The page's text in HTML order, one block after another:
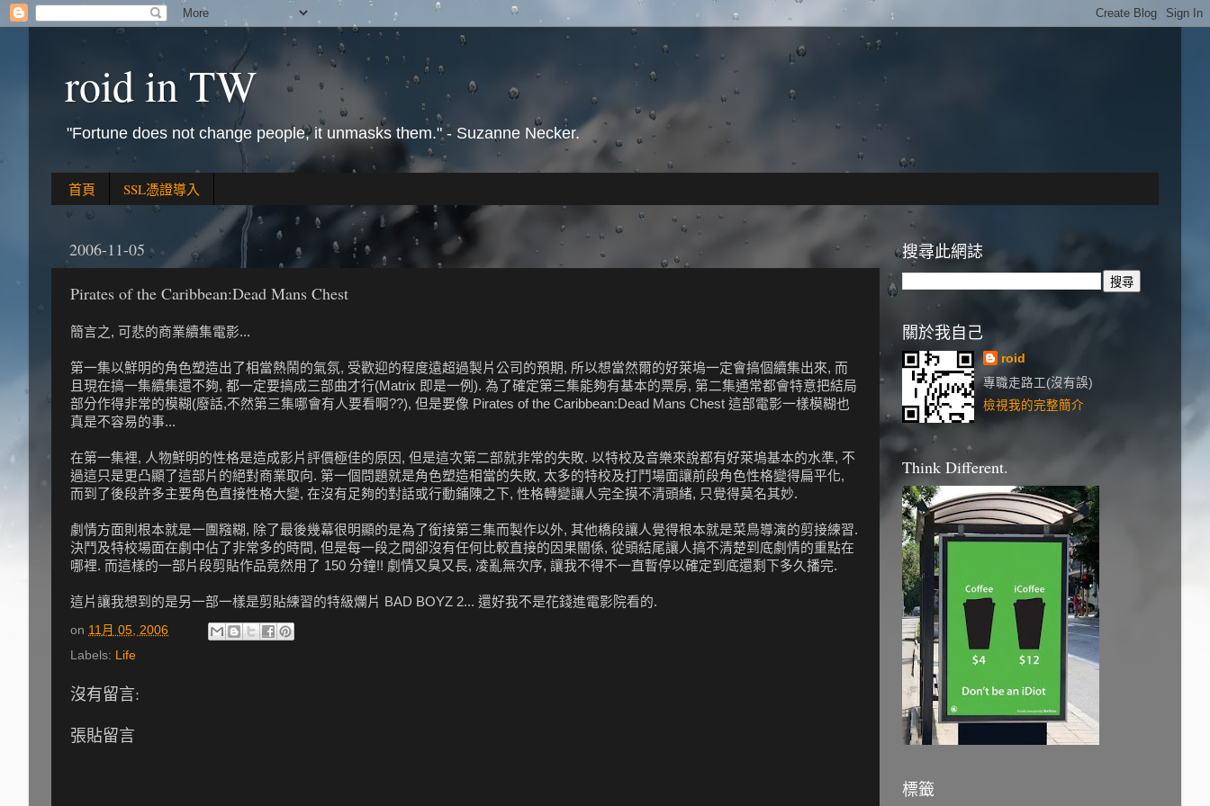
roid in TW
"Fortune does not change people, it unmasks them." - Suzanne Necker.
首頁 SSL憑證導入
2006-11-05
Pirates of the Caribbean:Dead Mans Chest
簡言之, 可悲的商業續集電影...
第一集以鮮明的角色塑造出了相當熱鬧的氣氛, 受歡迎的程度遠超過製片公司的預期, 所以想當然爾的好萊塢一定會搞個續集出來, 而
且現在搞一集續集還不夠, 都一定要搞成三部曲才行(Matrix 即是一例). 為了確定第三集能夠有基本的票房, 第二集通常都會特意把結局
部分作得非常的模糊(廢話,不然第三集哪會有人要看啊??), 但是要像 Pirates of the Caribbean:Dead Mans Chest 這部電影一樣模糊也
真是不容易的事...
在第一集裡, 人物鮮明的性格是造成影片評價極佳的原因, 但是這次第二部就非常的失敗. 以特校及音樂來說都有好萊塢基本的水準, 不
過這只是更凸顯了這部片的絕對商業取向. 第一個問題就是角色塑造相當的失敗, 太多的特校及打鬥場面讓前段角色性格變得扁平化,
而到了後段許多主要角色直接性格大變, 在沒有足夠的對話或行動鋪陳之下, 性格轉變讓人完全摸不清頭緒, 只覺得莫名其妙.
劇情方面則根本就是一團糨糊, 除了最後幾幕很明顯的是為了銜接第三集而製作以外, 其他橋段讓人覺得根本就是菜鳥導演的剪接練習.
決鬥及特校場面在劇中佔了非常多的時間, 但是每一段之間卻沒有任何比較直接的因果關係, 從頭結尾讓人搞不清楚到底劇情的重點在
哪裡. 而這樣的一部片段剪貼作品竟然用了 150 分鐘!! 劇情又臭又長, 凌亂無次序, 讓我不得不一直暫停以確定到底還剩下多久播完.
這片讓我想到的是另一部一樣是剪貼練習的特級爛片 BAD BOYZ 2... 還好我不是花錢進電影院看的.
on 11月 05, 2006
Labels: Life
沒有留言:
張貼留言
搜尋此網誌
關於我自己
roid
專職走路工(沒有誤)
檢視我的完整簡介
Think Different.
標籤